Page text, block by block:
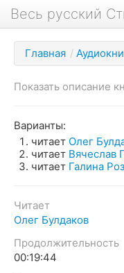
Весь русский
Книги
Фильмы
Аудиокниги
Новости Кинга
Биография
Главная /
Показать описание
Варианты:
читает Олег
читает Вячеслав
читает Галина
Читает
Олег Булдаков
Продолжительность
00:19:44